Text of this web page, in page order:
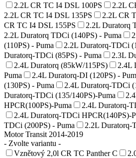
2.2L CR TC I4 DSL 100PS
2.2L
2.2L CR TC I4 DSL 135PS
2.2L CR
CR TC I4 DSL 155PS
2.2L Duratorq
2.2L Duratorq TDCi (140PS) - Puma
(110PS) - Puma
2.2L Duratorq-TDCi
Duratorq-TDCi (85PS) - Puma
2.3L
2.4L Duratorq (85kW/115PS)
2.4L
Puma
2.4L Duratorq-DI (120PS) -
(130PS) - Puma
2.4L Duratorq-TDCi
Duratorq-TDCi (135/140PS)-Puma
HPCR(100PS)-Puma
2.4L Duratorq-
2.4L Duratorq-TDCi HPCR(140PS)-
TDCi (200PS) - Puma
2.2L Duratorq-
Motor Transit 2014-2019
- Zvolte variantu -
Vznětový 2,0l CR TC Panther C